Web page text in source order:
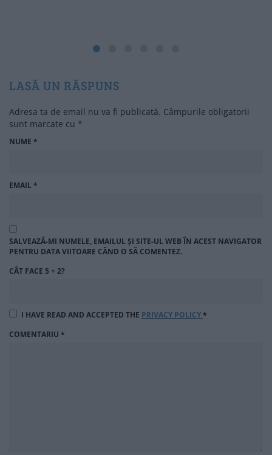
LASĂ UN RĂSPUNS
Adresa ta de email nu va fi publicată. Câmpurile obligatorii
sunt marcate cu *
NUME *
EMAIL*
SALVEAZĂ-MI NUMELE, EMAILUL ȘI SITE-UL WEB ÎN ACEST NAVIGATOR
PENTRU DATA VIITOARE CÂND O SĂ COMENTEZ.
CÂT FACE 5 + 2?
I HAVE READ AND ACCEPTED THE PRIVACY POLICY*
COMENTARIU *